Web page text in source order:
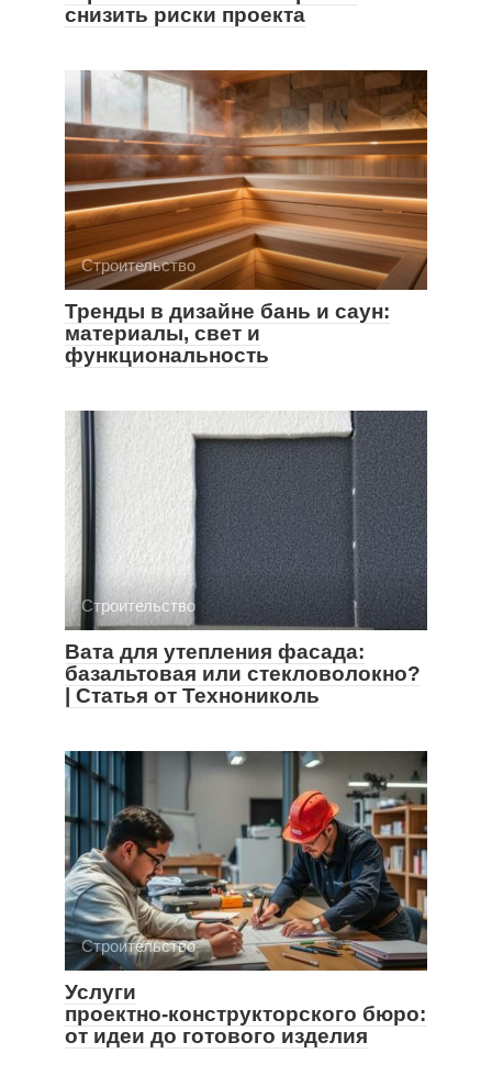
снизить риски проекта
Строительство
Тренды в дизайне бань и саун:
материалы, свет и
функциональность
Строительство
Вата для утепления фасада:
базальтовая или стекловолокно?
| Статья от Технониколь
Строительство
Услуги
проектно‑конструкторского бюро:
от идеи до готового изделия